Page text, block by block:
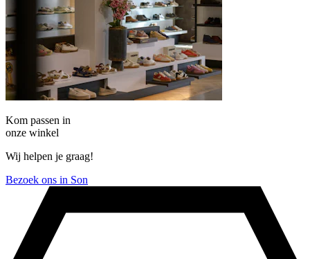
Kom passen in
onze winkel
Wij helpen je graag!
Bezoek ons in Son